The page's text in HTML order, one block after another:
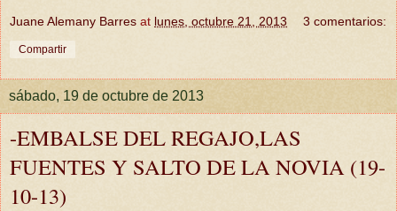
Juane Alemany Barres at lunes, octubre 21, 2013 3 comentarios:
Compartir
sábado, 19 de octubre de 2013
-EMBALSE DEL REGAJO,LAS
FUENTES Y SALTO DE LA NOVIA (19-
10-13)